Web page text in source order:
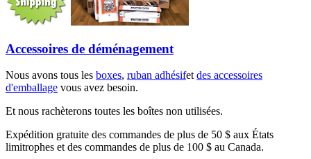
Accessoires de déménagement
Nous avons tous les boxes, ruban adhésifetdes accessoires
d'emballage vous avez besoin.
Et nous rachèterons toutes les boîtes non utilisées.
Expédition gratuite des commandes de plus de 50 $ aux États
limitrophes et des commandes de plus de 100 $ au Canada.